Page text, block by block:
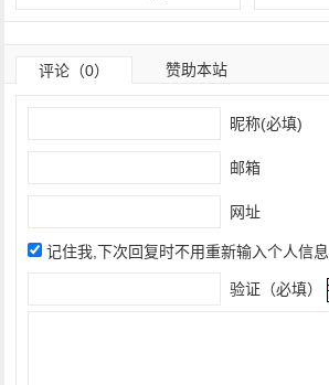
评论（0） 赞助本站
昵称(必填)
邮箱
网址
记住我,下次回复时不用重新输入个人信息
验证（必填）